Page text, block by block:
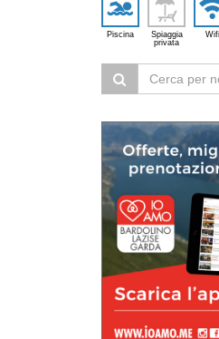
Piscina
Spiaggia
privata
Wifi